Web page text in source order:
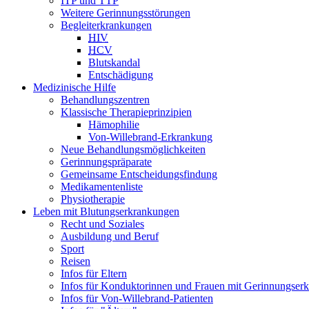
Weitere Gerinnungsstörungen
Begleiterkrankungen
HIV
HCV
Blutskandal
Entschädigung
Medizinische Hilfe
Behandlungszentren
Klassische Therapieprinzipien
Hämophilie
Von-Willebrand-Erkrankung
Neue Behandlungsmöglichkeiten
Gerinnungspräparate
Gemeinsame Entscheidungsfindung
Medikamentenliste
Physiotherapie
Leben mit Blutungserkrankungen
Recht und Soziales
Ausbildung und Beruf
Sport
Reisen
Infos für Eltern
Infos für Konduktorinnen und Frauen mit
Infos für Von-Willebrand-Patienten